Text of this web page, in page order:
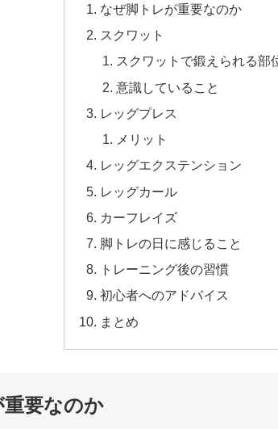
なぜ脚トレが重要なのか
スクワット
スクワットで鍛えられる部
意識していること
レッグプレス
メリット
レッグエクステンション
レッグカール
カーフレイズ
脚トレの日に感じること
トレーニング後の習慣
初心者へのアドバイス
まとめ
要なのか